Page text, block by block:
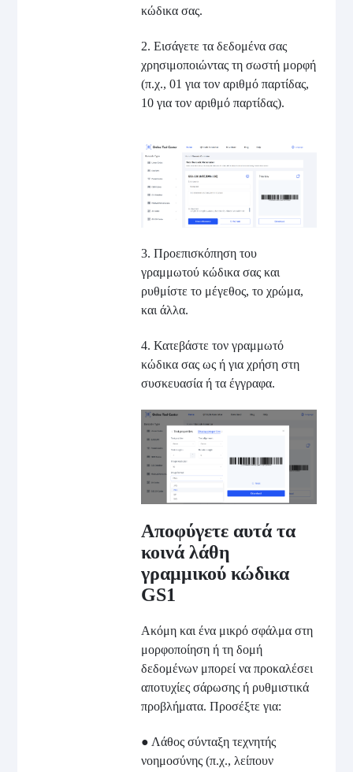
κώδικα σας.
2. Εισάγετε τα δεδομένα σας
χρησιμοποιώντας τη σωστή μορφή
(π.χ., 01 για τον αριθμό παρτίδας,
10 για τον αριθμό παρτίδας).
3. Προεπισκόπηση του
γραμμωτού κώδικα σας και
ρυθμίστε το μέγεθος, το χρώμα,
και άλλα.
4. Κατεβάστε τον γραμμωτό
κώδικα σας ως ή για χρήση στη
συσκευασία ή τα έγγραφα.
Αποφύγετε αυτά τα
κοινά λάθη
γραμμικού κώδικα
GS1
Ακόμη και ένα μικρό σφάλμα στη
μορφοποίηση ή τη δομή
δεδομένων μπορεί να προκαλέσει
αποτυχίες σάρωσης ή ρυθμιστικά
προβλήματα. Προσέξτε για:
● Λάθος σύνταξη τεχνητής
νοημοσύνης (π.χ., λείπουν